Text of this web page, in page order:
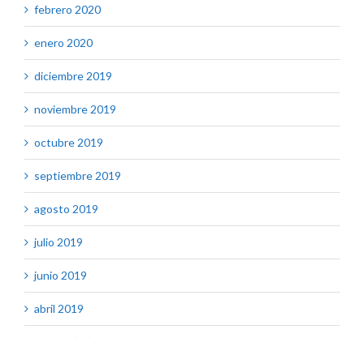
febrero 2020
enero 2020
diciembre 2019
noviembre 2019
octubre 2019
septiembre 2019
agosto 2019
julio 2019
junio 2019
abril 2019